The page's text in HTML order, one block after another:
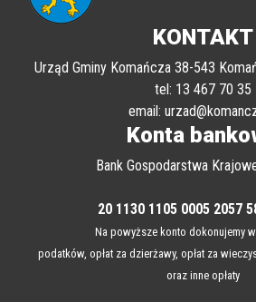
KONTAKT
Urząd Gminy Komańcza 38-543
tel: 13 467 70 35
email:
Konta
Bank Gospodarstwa